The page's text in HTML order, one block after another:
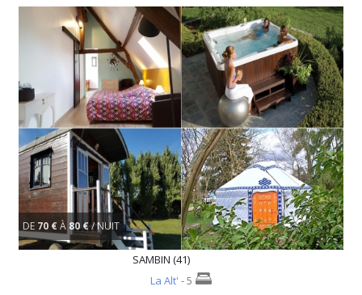
DE 70 €À 80 €/ NUIT
SAMBIN (41)
La Alt' - 5